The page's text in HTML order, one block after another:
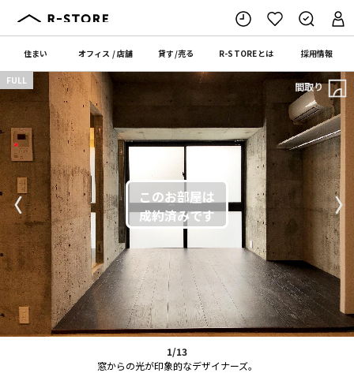
住まい オフィス /店舗 貸す/売る R-STOREとは 採用情報
1/13
窓からの光が印象的なデザイナーズ。
〈 〉
FULL 間取り